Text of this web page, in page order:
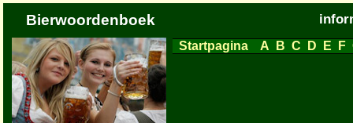
Bierwoordenboek
Startpagina A B C D E F